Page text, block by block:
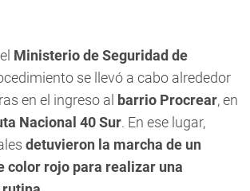
Ministerio de Seguridad de
se llevó a cabo alrededor
en el ingreso al barrio Procrear, en
Nacional 40 Sur. En ese lugar,
detuvieron la marcha de un
color rojo para realizar una